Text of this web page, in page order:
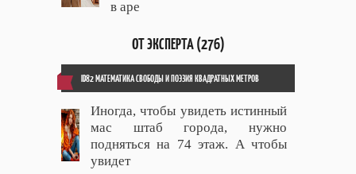
в аре
ОТ ЭКСПЕРТА (276)
ID82 МАТЕМАТИКА СВОБОДЫ И ПОЭЗИЯ КВАДРАТНЫХ МЕТРОВ
Иногда, чтобы увидеть истинный
мас штаб города, нужно
подняться на 74 этаж. А чтобы
увидет